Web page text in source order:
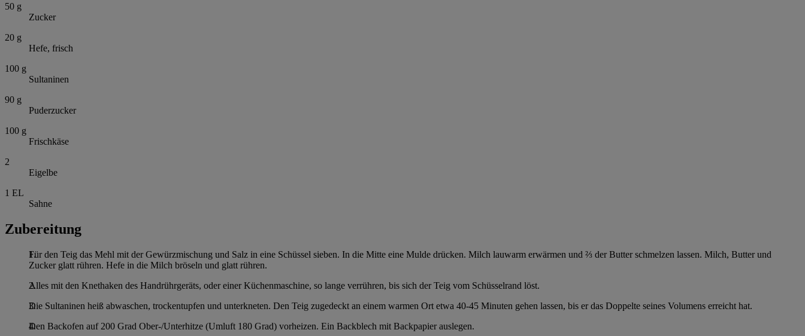
50 g
Zucker
20 g
Hefe, frisch
100 g
Sultaninen
90 g
Puderzucker
100 g
Frischkäse
2
Eigelbe
1 EL
Sahne
Zubereitung
Für den Teig das Mehl mit der Gewürzmischung und Salz in eine Schüssel sieben. In die Mitte eine Mulde drücken. Milch lauwarm erwärmen und ⅔ der Butter schmelzen lassen. Milch, Butter und
Zucker glatt rühren. Hefe in die Milch bröseln und glatt rühren.
Alles mit den Knethaken des Handrührgeräts, oder einer Küchenmaschine, so lange verrühren, bis sich der Teig vom Schüsselrand löst.
Die Sultaninen heiß abwaschen, trockentupfen und unterkneten. Den Teig zugedeckt an einem warmen Ort etwa 40-45 Minuten gehen lassen, bis er das Doppelte seines Volumens erreicht hat.
Den Backofen auf 200 Grad Ober-/Unterhitze (Umluft 180 Grad) vorheizen. Ein Backblech mit Backpapier auslegen.